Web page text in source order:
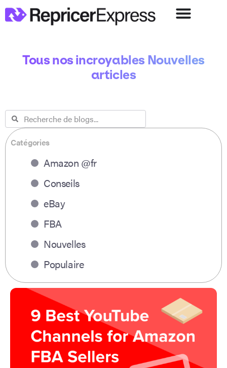
Tous nos incroyables Nouvelles
articles
Catégories
Amazon @fr
Conseils
eBay
FBA
Nouvelles
Populaire